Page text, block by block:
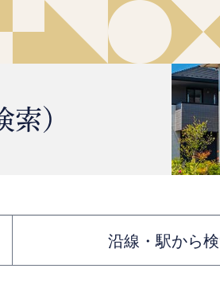
）
沿線・駅から